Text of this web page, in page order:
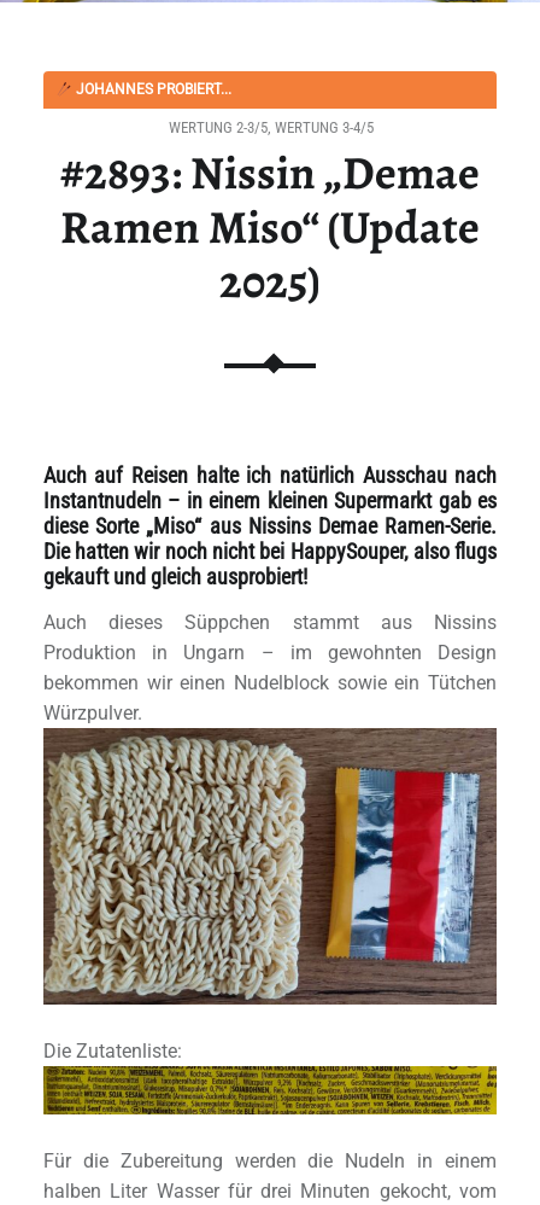
JOHANNES PROBIERT...
#2893: Nissin „Demae
Ramen Miso“ (Update
2025)
WERTUNG 2-3/5, WERTUNG 3-4/5
Auch auf Reisen halte ich natürlich Ausschau nach
Instantnudeln – in einem kleinen Supermarkt gab es
diese Sorte „Miso“ aus Nissins Demae Ramen-Serie.
Die hatten wir noch nicht bei HappySouper, also flugs
gekauft und gleich ausprobiert!
Auch dieses Süppchen stammt aus Nissins
Produktion in Ungarn – im gewohnten Design
bekommen wir einen Nudelblock sowie ein Tütchen
Würzpulver.
Die Zutatenliste:
Für die Zubereitung werden die Nudeln in einem
halben Liter Wasser für drei Minuten gekocht, vom